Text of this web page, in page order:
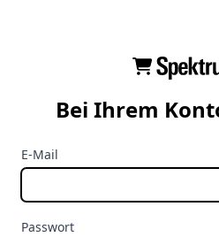
Bei Ihrem
E-Mail
Passwort